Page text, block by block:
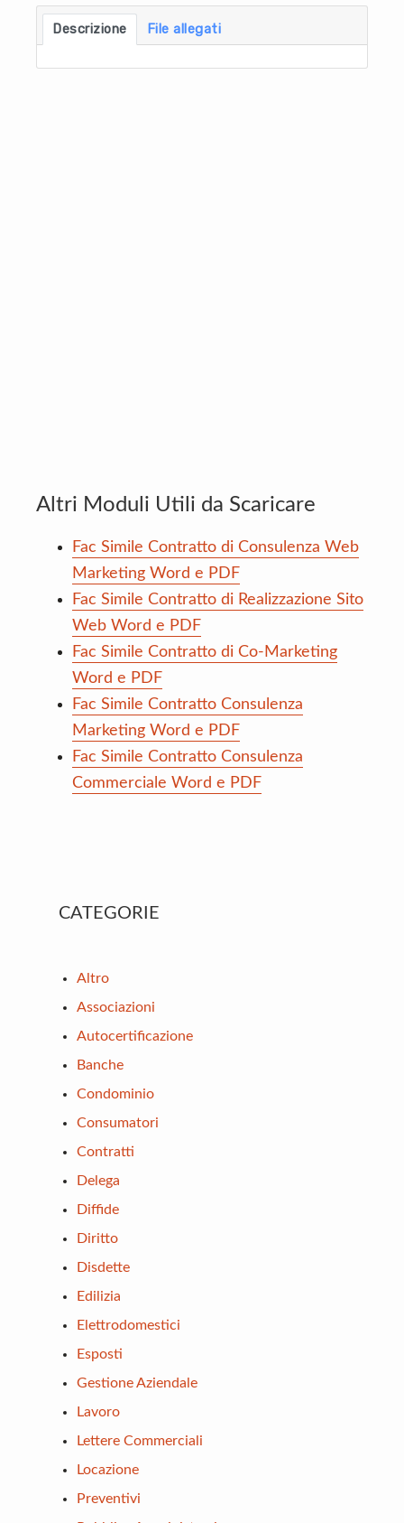
Descrizione File allegati
Altri Moduli Utili da Scaricare
Fac Simile Contratto di Consulenza Web
Marketing Word e PDF
Fac Simile Contratto di Realizzazione Sito
Web Word e PDF
Fac Simile Contratto di Co-Marketing
Word e PDF
Fac Simile Contratto Consulenza
Marketing Word e PDF
Fac Simile Contratto Consulenza
Commerciale Word e PDF
Primary
CATEGORIE
Altro
Associazioni
Autocertificazione
Banche
Condominio
Consumatori
Contratti
Delega
Diffide
Diritto
Disdette
Edilizia
Elettrodomestici
Esposti
Gestione Aziendale
Lavoro
Lettere Commerciali
Locazione
Preventivi